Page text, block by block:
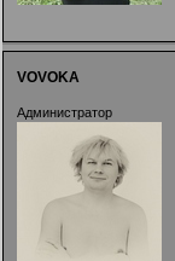
VOVOKA
Администратор